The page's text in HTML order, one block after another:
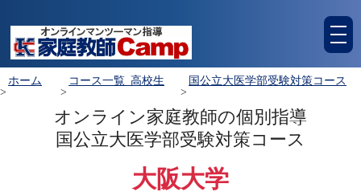
ホーム
>
コース一覧_高校生
>
国公立大医学部受験対策コース
>
オンライン家庭教師の個別指導
国公立大医学部受験対策コース
大阪大学